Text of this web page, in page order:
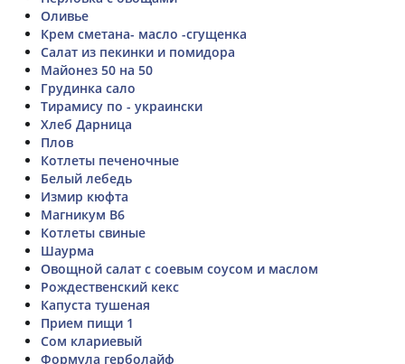
Оливье
Крем сметана- масло -сгущенка
Салат из пекинки и помидора
Майонез 50 на 50
Грудинка сало
Тирамису по - украински
Хлеб Дарница
Плов
Котлеты печеночные
Белый лебедь
Измир кюфта
Магникум B6
Котлеты свиные
Шаурма
Овощной салат с соевым соусом и маслом
Рождественский кекс
Капуста тушеная
Прием пищи 1
Сом клариевый
Формула герболайф